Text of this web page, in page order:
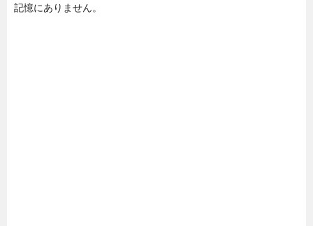
記憶にありません。